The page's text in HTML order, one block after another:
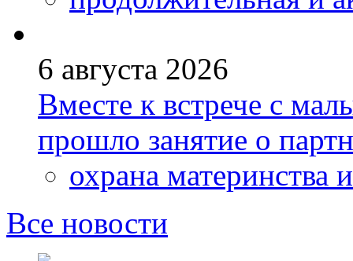
6 августа 2026
Вместе к встрече с
прошло занятие о
охрана материнства
Все новости